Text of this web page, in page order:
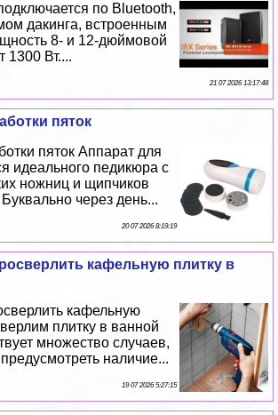
по Bluetooth,
дакинга, встроенным
8- и 12-дюймовой
1300 Вт....
21 07 2026 13:17:48
пяток
пяток Аппарат для
идеального педикюра с
ножниц и щипчиков
через день...
20 07 2026 8:19:19
кафельную плитку в
кафельную
плитку в ванной
множество случаев,
наличие...
19 07 2026 5:27:15